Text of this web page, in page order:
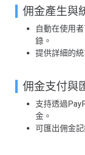
佣金產生與
自動在使用
錄。
提供詳細的
佣金支付與
支持透過
金。
可匯出佣金